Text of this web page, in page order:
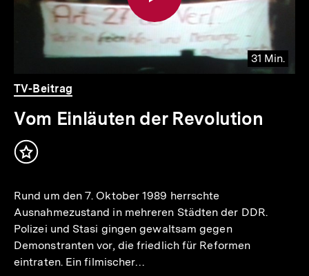
31 Min.
Video
Dauer
31
Min.
TV-Beitrag
Vom Einläuten der Revolution
Inhalt
Rund um den 7. Oktober 1989 herrschte
Ausnahmezustand in mehreren Städten der DDR.
Polizei und Stasi gingen gewaltsam gegen
Demonstranten vor, die friedlich für Reformen
eintraten. Ein filmischer…